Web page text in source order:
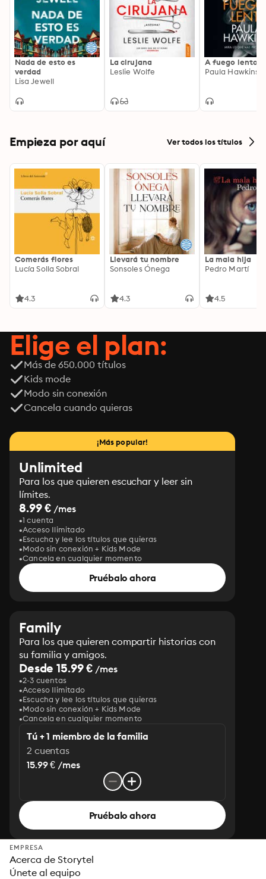
«Una obra deslumbrante», People
«Maravillosamente retorcida», Marie Claire
«Terrorífica e intrincada, te atrapa completamente:
una lectura excelente», The Guardian
Nada de esto es
verdad
Lisa Jewell
La cirujana
Leslie Wolfe
A fuego lento
Paula Hawkins
Empieza por aquí Ver todos los títulos
Comerás flores
Lucía Solla Sobral
4.3
Llevará tu nombre
Sonsoles Ónega
4.3
La mala hija
Pedro Martí
4.5
Elige el plan:
Más de 650.000 títulos
Kids mode
Modo sin conexión
Cancela cuando quieras
¡Más popular!
Unlimited
Para los que quieren escuchar y leer sin
límites.
8.99 € /mes
1 cuenta
Acceso Ilimitado
Escucha y lee los títulos que quieras
Modo sin conexión + Kids Mode
Cancela en cualquier momento
Pruébalo ahora
Family
Para los que quieren compartir historias con
su familia y amigos.
Desde 15.99 € /mes
2-3 cuentas
Acceso Ilimitado
Escucha y lee los títulos que quieras
Modo sin conexión + Kids Mode
Cancela en cualquier momento
Tú + 1 miembro de la familia
2 cuentas
15.99 € /mes
Pruébalo ahora
EMPRESA
Acerca de Storytel
Únete al equipo